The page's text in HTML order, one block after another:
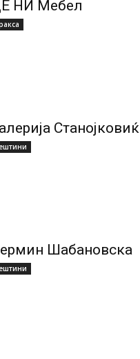
НИ Мебел
Станојковиќ
Шабановска